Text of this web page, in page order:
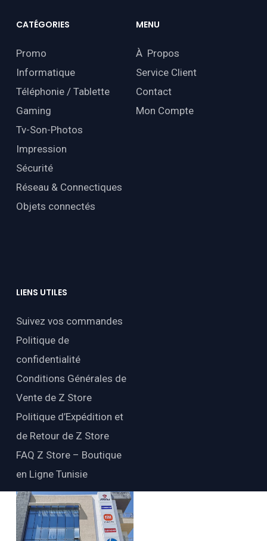
CATÉGORIES
Promo
Informatique
Téléphonie / Tablette
Gaming
Tv-Son-Photos
Impression
Sécurité
Réseau & Connectiques
Objets connectés
MENU
À Propos
Service Client
Contact
Mon Compte
LIENS UTILES
Suivez vos commandes
Politique de
confidentialité
Conditions Générales de
Vente de Z Store
Politique d’Expédition et
de Retour de Z Store
FAQ Z Store – Boutique
en Ligne Tunisie